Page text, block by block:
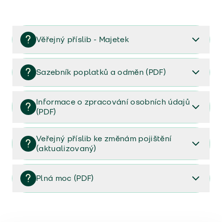
Věřejný příslib - Majetek
Věřejný příslib majetek 2023
Sazebník poplatků a odměn (PDF)
Sazebník poplatků a odměn (PDF)
Informace o zpracování osobních údajů
(PDF)
Informace o zpracování osobních údajů (PDF)
Veřejný příslib ke změnám pojištění
(aktualizovaný)
Veřejný příslib ke změnám pojištění (aktualizovaný)
Plná moc (PDF)